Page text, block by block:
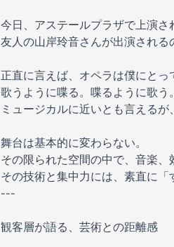
今日、アステールプラザで上演さ
友人の山岸玲音さんが出演される
正直に言えば、オペラは僕にとっ
歌うように喋る。喋るように歌う。
ミュージカルに近いとも言えるが
舞台は基本的に変わらない。
その限られた空間の中で、音楽
その技術と集中力には、素直に「
---
観客層が語る、芸術との距離感